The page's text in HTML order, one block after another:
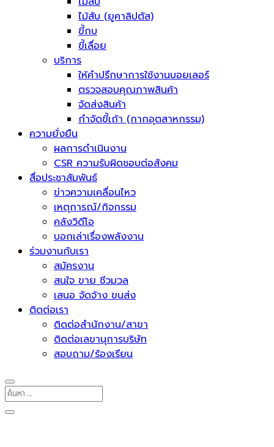
ไม้สับ (ยูคาลิปตัส)
ขี้กบ
ขี้เลื่อย
บริการ
ให้คำปรึกษาการใช้งานบอยเลอร์
ตรวจสอบคุณภาพสินค้า
จัดส่งสินค้า
กำจัดขี้เถ้า (กากอุตสาหกรรม)
ความยั่งยืน
ผลการดำเนินงาน
CSR ความรับผิดชอบต่อสังคม
สื่อประชาสัมพันธ์
ข่าวความเคลื่อนไหว
เหตุการณ์/กิจกรรม
คลังวิดีโอ
บอกเล่าเรื่องพลังงาน
ร่วมงานกับเรา
สมัครงาน
สนใจ ขาย ชีวมวล
เสนอ จัดจ้าง ขนส่ง
ติดต่อเรา
ติดต่อสำนักงาน/สาขา
ติดต่อเลขานุการบริษัท
สอบถาม/ร้องเรียน